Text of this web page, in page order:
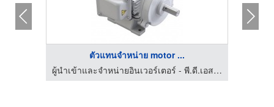
ตัวแทนจำหน่าย motor ...
ผู้นำเข้าและจำหน่ายอินเวอร์เตอร์ - พี.ดี.เอส.ออโตเมชั่น